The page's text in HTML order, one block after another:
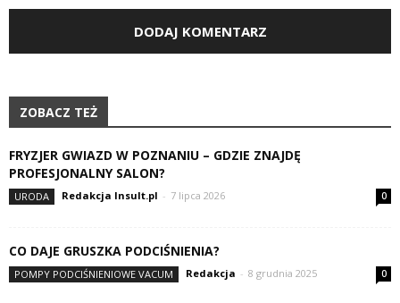
ZOBACZ TEŻ
FRYZJER GWIAZD W POZNANIU – GDZIE ZNAJDĘ
PROFESJONALNY SALON?
URODA Redakcja Insult.pl - 7 lipca 2026 0
CO DAJE GRUSZKA PODCIŚNIENIA?
POMPY PODCIŚNIENIOWE VACUM Redakcja - 8 grudnia 2025 0